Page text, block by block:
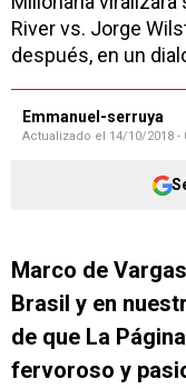
River vs. Jorge
después, en un
Emmanuel-serruya
Actualizado el 14/10/2018 -
Marco de
Brasil y en
de que La
fervoroso y